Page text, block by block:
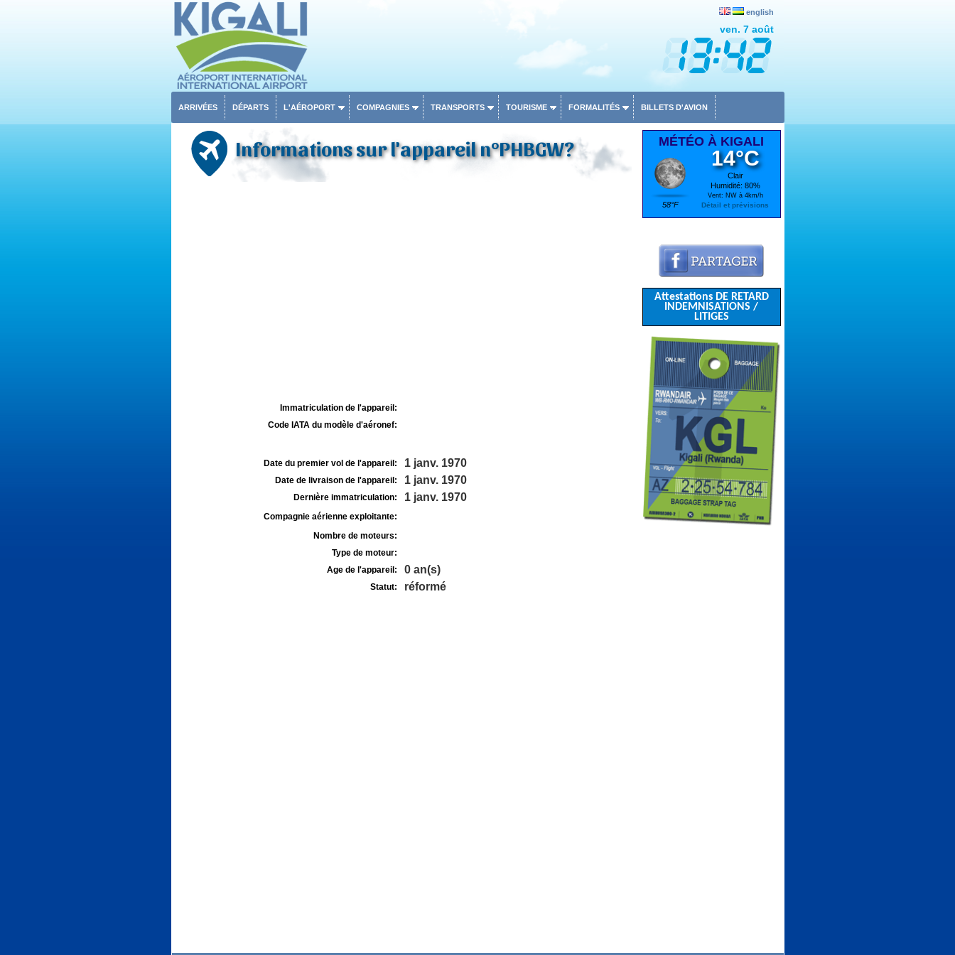
english
ven. 7 août
ARRIVÉES DÉPARTS L'AÉROPORT COMPAGNIES TRANSPORTS TOURISME FORMALITÉS BILLETS D'AVION
Informations sur l'appareil n°PHBGW?
Immatriculation de l'appareil:
Code IATA du modèle d'aéronef:
Date du premier vol de l'appareil: 1 janv. 1970
Date de livraison de l'appareil: 1 janv. 1970
Dernière immatriculation: 1 janv. 1970
Compagnie aérienne exploitante:
Nombre de moteurs:
Type de moteur:
Age de l'appareil:
0 an(s)
Statut: réformé
MÉTÉO À KIGALI
58°F
14°C
Clair
Humidité: 80%
Vent: NW à 4km/h
Détail et prévisions
Attestations DE RETARD
INDEMNISATIONS /
LITIGES